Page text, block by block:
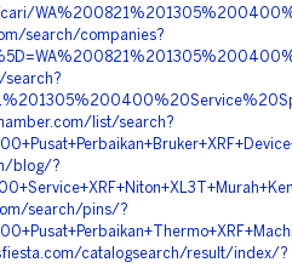
search/companies?
search?
list/search?
blog/?
search/pins/?
catalogsearch/result/index/?